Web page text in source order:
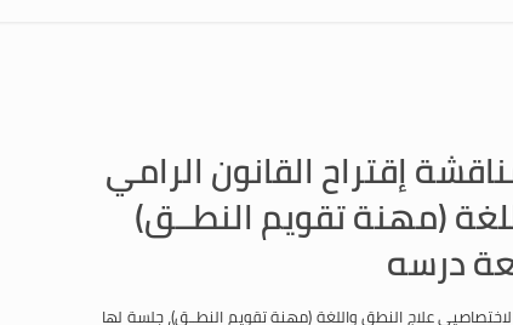
إقتراح القانون الرامي
(مهنة تقويم النطــق)
درسه
لاختصاصيي علاج النطق واللغة (مهنة تقويم النطــق)، جلسة لها